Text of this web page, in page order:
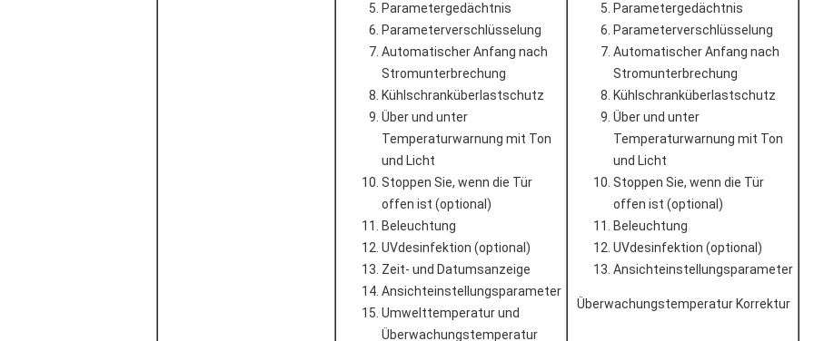
Parametergedächtnis
Parameterverschlüsselung
Automatischer Anfang nach
Stromunterbrechung
Kühlschranküberlastschutz
Über und unter
Temperaturwarnung mit Ton
und Licht
Stoppen Sie, wenn die Tür
offen ist (optional)
Beleuchtung
UVdesinfektion (optional)
Zeit- und Datumsanzeige
Ansichteinstellungsparameter
Umwelttemperatur und
Überwachungstemperatur
Parametergedächtnis
Parameterverschlüsselung
Automatischer Anfang nach
Stromunterbrechung
Kühlschranküberlastschutz
Über und unter
Temperaturwarnung mit Ton
und Licht
Stoppen Sie, wenn die Tür
offen ist (optional)
Beleuchtung
UVdesinfektion (optional)
Ansichteinstellungsparameter
Überwachungstemperatur Korrektur